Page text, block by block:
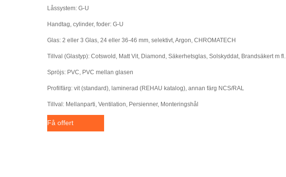
Låssystem: G-U
Handtag, cylinder, foder: G-U
Glas: 2 eller 3 Glas, 24 eller 36-46 mm, selektivt, Argon, CHROMATECH
Tillval (Glastyp): Cotswold, Matt Vit, Diamond, Säkerhetsglas, Solskyddat, Brandsäkert m fl.
Spröjs: PVC, PVC mellan glasen
Profilfärg: vit (standard), laminerad (REHAU katalog), annan färg NCS/RAL
Tillval: Mellanparti, Ventilation, Persienner, Monteringshål
Få offert